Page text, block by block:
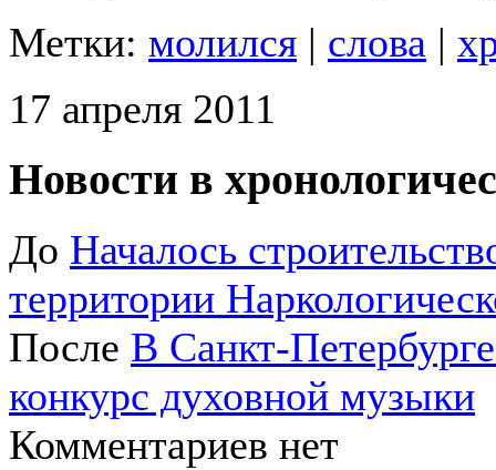
Метки: молился | слова |
17 апреля 2011
Новости в
До Началось
территории
После В Санкт-
конкурс духовной музыки
Комментариев нет